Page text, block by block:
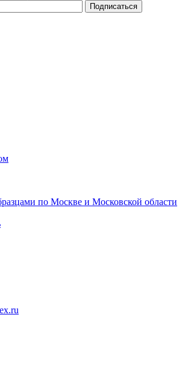
Подписаться
по Москве и Московской области